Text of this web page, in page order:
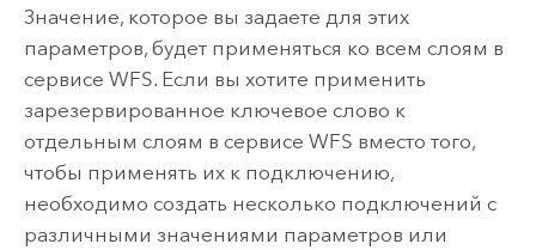
Значение, которое вы задаете для этих
параметров, будет применяться ко всем слоям в
сервисе WFS. Если вы хотите применить
зарезервированное ключевое слово к
отдельным слоям в сервисе WFS вместо того,
чтобы применять их к подключению,
необходимо создать несколько подключений с
различными значениями параметров или